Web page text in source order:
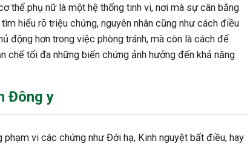
thể phụ nữ là một hệ thống tinh vi, nơi mà sự cân bằng
hiểu rõ triệu chứng, nguyên nhân cũng như cách điều
động hơn trong việc phòng tránh, mà còn là cách để
chế tối đa những biến chứng ảnh hưởng đến khả năng
Đông y
vi các chứng như Đới hạ, Kinh nguyệt bất điều, hay